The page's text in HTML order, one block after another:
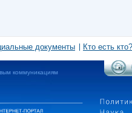
документы Кто есть кто?
коммуникациям